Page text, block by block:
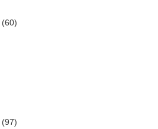
(60)
(97)